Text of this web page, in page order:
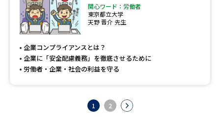
関心ワード：労働者
東京都立大学
天野 晋介 先生
企業コンプライアンスとは？
企業に「安全配慮義務」を徹底させるために
労働者・企業・社会の利益を守る
1 2